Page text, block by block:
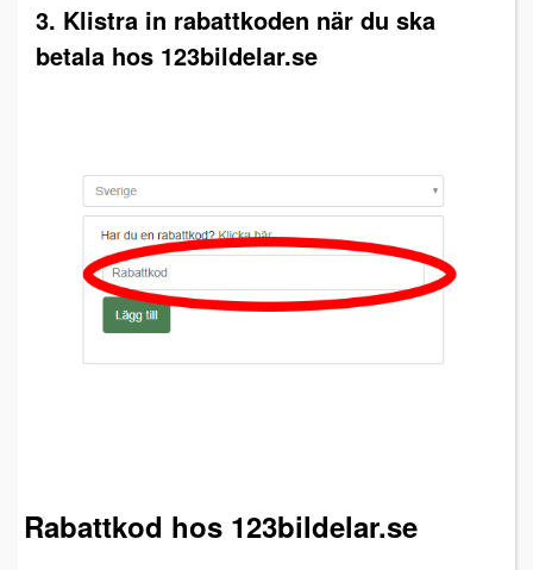
3. Klistra in rabattkoden när du ska
betala hos 123bildelar.se
Rabattkod hos 123bildelar.se